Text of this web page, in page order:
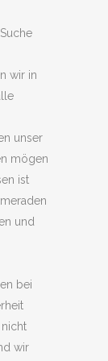
wir in
unser
mögen
ist
und
bei
wir